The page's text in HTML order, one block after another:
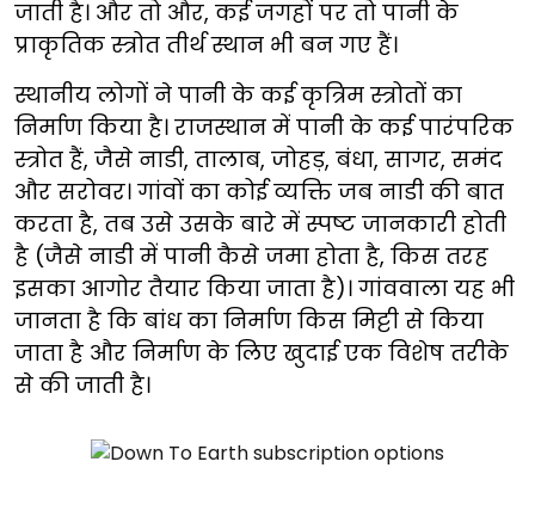
जाती है। और तो और, कई जगहों पर तो पानी के
प्राकृतिक स्त्रोत तीर्थ स्थान भी बन गए हैं।
स्थानीय लोगों ने पानी के कई कृत्रिम स्त्रोतों का
निर्माण किया है। राजस्थान में पानी के कई पारंपरिक
स्त्रोत हैं, जैसे नाडी, तालाब, जोहड़, बंधा, सागर, समंद
और सरोवर। गांवों का कोई व्यक्ति जब नाडी की बात
करता है, तब उसे उसके बारे में स्पष्ट जानकारी होती
है (जैसे नाडी में पानी कैसे जमा होता है, किस तरह
इसका आगोर तैयार किया जाता है)। गांववाला यह भी
जानता है कि बांध का निर्माण किस मिट्टी से किया
जाता है और निर्माण के लिए खुदाई एक विशेष तरीके
से की जाती है।